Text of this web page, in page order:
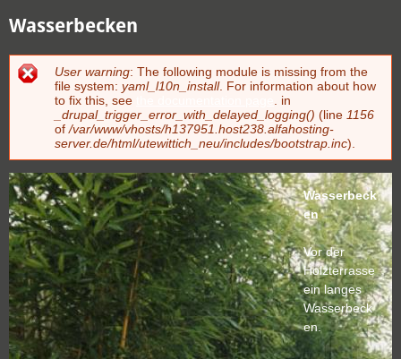
Wasserbecken
Fehlermeldung
User warning: The following module is missing from the
file system: yaml_l10n_install. For information about how
to fix this, see
. in
_drupal_trigger_error_with_delayed_logging() (line 1156
of/var/www/vhosts/h137951.host238.alfahosting-
server.de/html/utewittich_neu/includes/bootstrap.inc).
Wasserbeck
en
Vor der
Holzterrasse
ein langes
Wasserbeck
en.